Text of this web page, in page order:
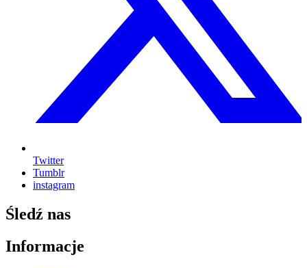
Twitter
Tumblr
instagram
Śledź nas
Informacje